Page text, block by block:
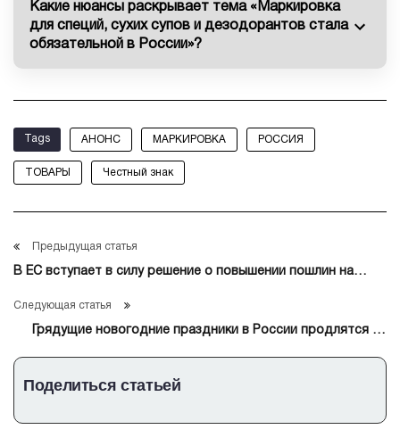
Какие нюансы раскрывает тема «Маркировка
для специй, сухих супов и дезодорантов стала
обязательной в России»?
Tags АНОНС МАРКИРОВКА РОССИЯ
ТОВАРЫ Честный знак
Предыдущая статья
В ЕС вступает в силу решение о повышении пошлин на
Следующая статья
Грядущие новогодние праздники в России продлятся 12
Поделиться статьей